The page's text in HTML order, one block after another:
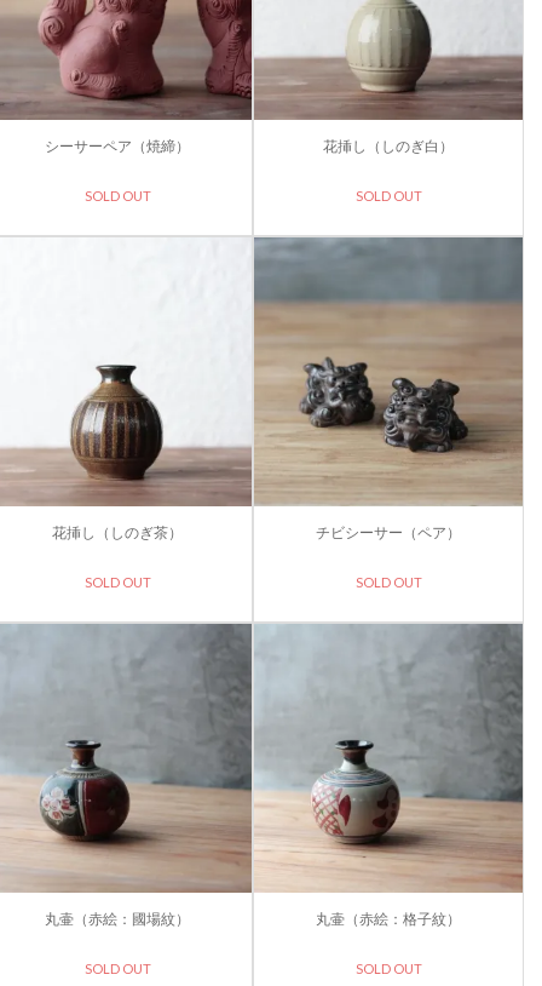
シーサーペア（焼締）
SOLD OUT
花挿し（しのぎ白）
SOLD OUT
花挿し（しのぎ茶）
SOLD OUT
チビシーサー（ペア）
SOLD OUT
丸壷（赤絵：國場紋）
SOLD OUT
丸壷（赤絵：格子紋）
SOLD OUT